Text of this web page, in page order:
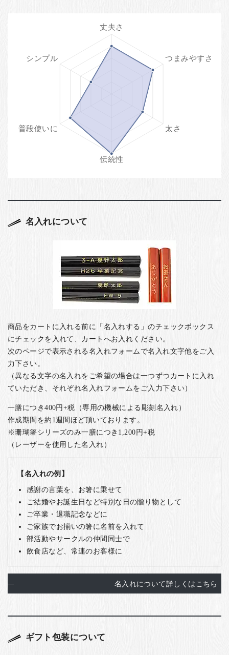
名入れについて
商品をカートに入れる前に「名入れする」のチェックボックス
にチェックを入れて、カートへお入れください。
次のページで表示される名入れフォームで名入れ文字他をご入
力下さい。
（異なる文字の名入れをご希望の場合は一つずつカートに入れ
ていただき、それぞれ名入れフォームをご入力下さい）
一膳につき400円+税（専用の機械による彫刻名入れ）
作成期間を約1週間ほど頂いております。
※珊瑚箸シリーズのみ一膳につき1,200円+税
（レーザーを使用した名入れ）
【名入れの例】
感謝の言葉を、お箸に乗せて
ご結婚やお誕生日など特別な日の贈り物として
ご卒業・退職記念などに
ご家族でお揃いの箸に名前を入れて
部活動やサークルの仲間同士で
飲食店など、常連のお客様に
名入れについて詳しくはこちら
ギフト包装について